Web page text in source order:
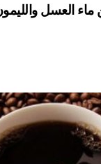
ماء العسل